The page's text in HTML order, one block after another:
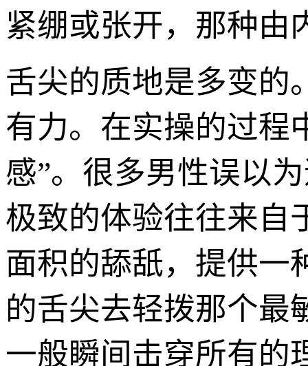
紧绷或张开，那种由
舌尖的质地是多变的
有力。在实操的过程
感”。很多男性误以
极致的体验往往来自
面积的舔舐，提供一
的舌尖去轻拨那个最
一般瞬间击穿所有的